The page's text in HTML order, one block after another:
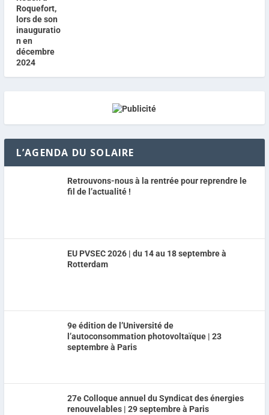
L’AGENDA DU SOLAIRE
Retrouvons-nous à la rentrée pour reprendre le
fil de l’actualité !
EU PVSEC 2026 | du 14 au 18 septembre à
Rotterdam
9e édition de l’Université de
l’autoconsommation photovoltaïque | 23
septembre à Paris
27e Colloque annuel du Syndicat des énergies
renouvelables | 29 septembre à Paris